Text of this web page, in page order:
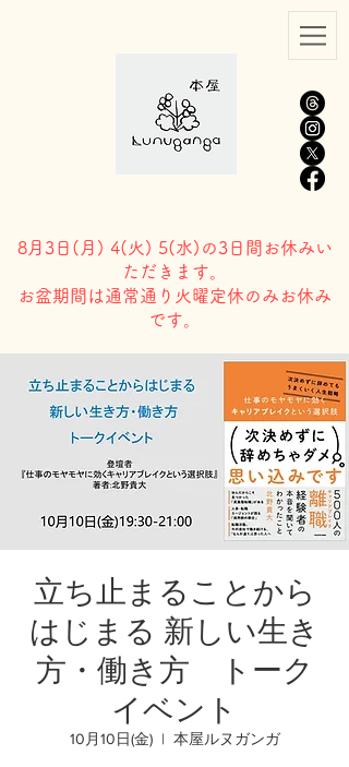
8月3日( 月) 4(火) 5(水)の3日間お休みい
ただきます。
​お盆期間は通常通り火曜定休のみお休み
です。
立ち止まることから
はじまる 新しい生き
方・働き方 トーク
イベント
10月10日(金)
  |
本屋ルヌガンガ